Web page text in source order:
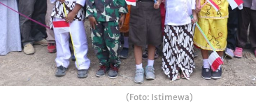
(Foto: Istimewa)